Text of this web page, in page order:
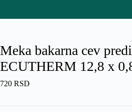
Meka bakarna cev
ECUTHERM 12,8 x
720 RSD